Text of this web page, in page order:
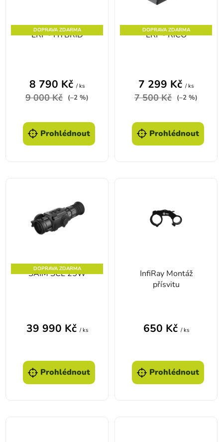
DOPRAVA ZDARMA
LRF - HYBRID
8 790 Kč / ks
9 000 Kč (–2 %)
Prohlédnout
DOPRAVA ZDARMA
LRF - RICO
7 299 Kč / ks
7 500 Kč (–2 %)
Prohlédnout
DOPRAVA ZDARMA
SAIM SCL 25W
39 990 Kč / ks
Prohlédnout
InfiRay Montáž
přísvitu
650 Kč / ks
Prohlédnout